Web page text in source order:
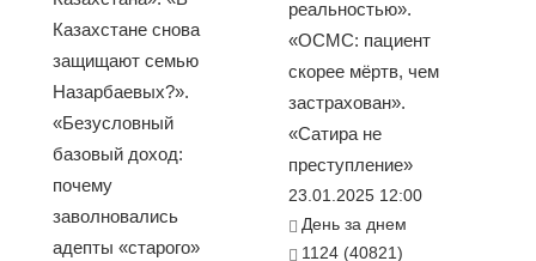
Казахстане снова
защищают семью
Назарбаевых?».
«Безусловный
базовый доход:
почему
заволновались
адепты «старого»
реальностью».
«ОСМС: пациент
скорее мёртв, чем
застрахован».
«Сатира не
преступление»
23.01.2025 12:00
День за днем
1124 (40821)